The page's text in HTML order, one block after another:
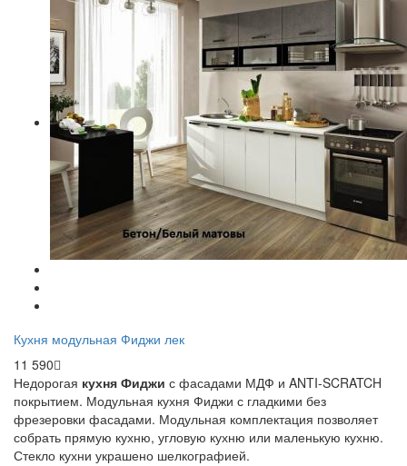
Кухня модульная Фиджи лек
11 590
Недорогая кухня Фиджи с фасадами МДФ и ANTI-SCRATCH
покрытием. Модульная кухня Фиджи с гладкими без
фрезеровки фасадами. Модульная комплектация позволяет
собрать прямую кухню, угловую кухню или маленькую кухню.
Стекло кухни украшено шелкографией.